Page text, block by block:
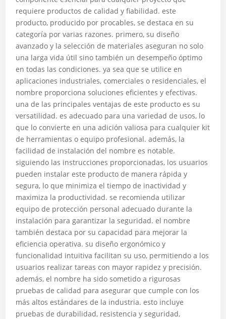
requiere productos de calidad y fiabilidad. este
producto, producido por procables, se destaca en su
categoría por varias razones. primero, su diseño
avanzado y la selección de materiales aseguran no solo
una larga vida útil sino también un desempeño óptimo
en todas las condiciones. ya sea que se utilice en
aplicaciones industriales, comerciales o residenciales, el
nombre proporciona soluciones eficientes y efectivas.
una de las principales ventajas de este producto es su
versatilidad. es adecuado para una variedad de usos, lo
que lo convierte en una adición valiosa para cualquier kit
de herramientas o equipo profesional. además, la
facilidad de instalación del nombre es notable.
siguiendo las instrucciones proporcionadas, los usuarios
pueden instalar este producto de manera rápida y
segura, lo que minimiza el tiempo de inactividad y
maximiza la productividad. se recomienda utilizar
equipo de protección personal adecuado durante la
instalación para garantizar la seguridad. el nombre
también destaca por su capacidad para mejorar la
eficiencia operativa. su diseño ergonómico y
funcionalidad intuitiva facilitan su uso, permitiendo a los
usuarios realizar tareas con mayor rapidez y precisión.
además, el nombre ha sido sometido a rigurosas
pruebas de calidad para asegurar que cumple con los
más altos estándares de la industria. esto incluye
pruebas de durabilidad, resistencia y seguridad,